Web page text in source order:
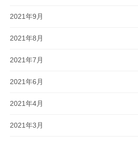
2021年9月
2021年8月
2021年7月
2021年6月
2021年4月
2021年3月